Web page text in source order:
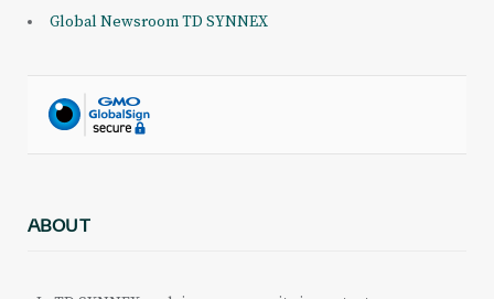
Global Newsroom TD SYNNEX
ABOUT